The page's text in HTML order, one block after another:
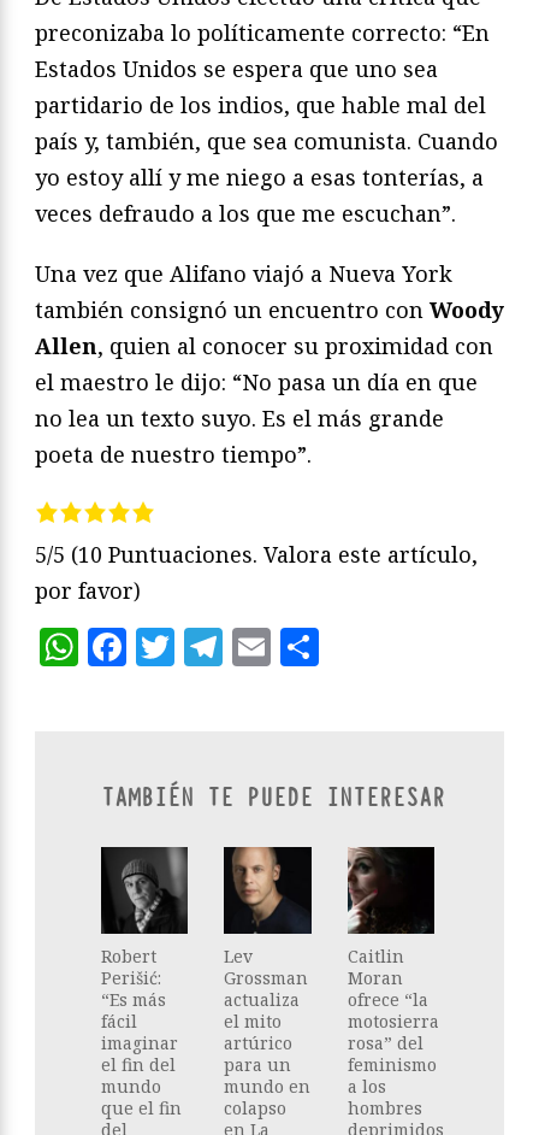
preconizaba lo políticamente correcto: “En
Estados Unidos se espera que uno sea
partidario de los indios, que hable mal del
país y, también, que sea comunista. Cuando
yo estoy allí y me niego a esas tonterías, a
veces defraudo a los que me escuchan”.
Una vez que Alifano viajó a Nueva York
también consignó un encuentro con Woody
Allen, quien al conocer su proximidad con
el maestro le dijo: “No pasa un día en que
no lea un texto suyo. Es el más grande
poeta de nuestro tiempo”.
5/5 (10 Puntuaciones. Valora este artículo,
por favor)
WhatsApp
Facebook
Twitter
Telegram
Email
TAMBIÉN TE PUEDE INTERESAR
Robert
Perišić:
“Es más
fácil
imaginar
el fin del
mundo
que el fin
del
Lev
Grossman
actualiza
el mito
artúrico
para un
mundo en
colapso
en La
Caitlin
Moran
ofrece “la
motosierra
rosa” del
feminismo
a los
hombres
deprimidos